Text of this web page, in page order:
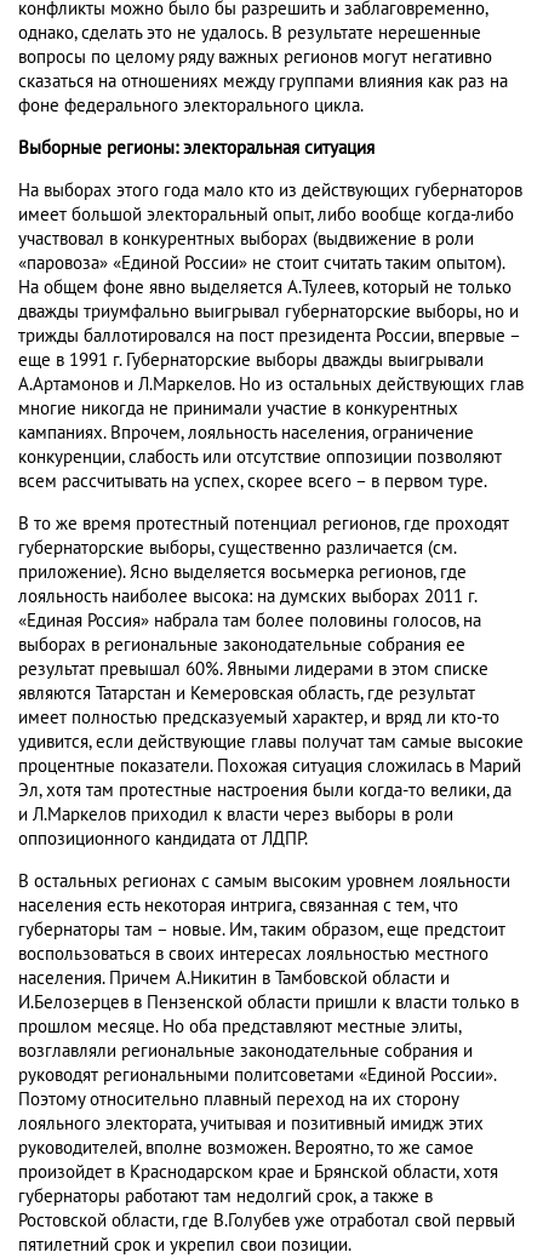
конфликты можно было бы разрешить и заблаговременно,
однако, сделать это не удалось. В результате нерешенные
вопросы по целому ряду важных регионов могут негативно
сказаться на отношениях между группами влияния как раз на
фоне федерального электорального цикла.
Выборные регионы: электоральная ситуация
На выборах этого года мало кто из действующих губернаторов
имеет большой электоральный опыт, либо вообще когда-либо
участвовал в конкурентных выборах (выдвижение в роли
«паровоза» «Единой России» не стоит считать таким опытом).
На общем фоне явно выделяется А.Тулеев, который не только
дважды триумфально выигрывал губернаторские выборы, но и
трижды баллотировался на пост президента России, впервые –
еще в 1991 г. Губернаторские выборы дважды выигрывали
А.Артамонов и Л.Маркелов. Но из остальных действующих глав
многие никогда не принимали участие в конкурентных
кампаниях. Впрочем, лояльность населения, ограничение
конкуренции, слабость или отсутствие оппозиции позволяют
всем рассчитывать на успех, скорее всего – в первом туре.
В то же время протестный потенциал регионов, где проходят
губернаторские выборы, существенно различается (см.
приложение). Ясно выделяется восьмерка регионов, где
лояльность наиболее высока: на думских выборах 2011 г.
«Единая Россия» набрала там более половины голосов, на
выборах в региональные законодательные собрания ее
результат превышал 60%. Явными лидерами в этом списке
являются Татарстан и Кемеровская область, где результат
имеет полностью предсказуемый характер, и вряд ли кто-то
удивится, если действующие главы получат там самые высокие
процентные показатели. Похожая ситуация сложилась в Марий
Эл, хотя там протестные настроения были когда-то велики, да
и Л.Маркелов приходил к власти через выборы в роли
оппозиционного кандидата от ЛДПР.
В остальных регионах с самым высоким уровнем лояльности
населения есть некоторая интрига, связанная с тем, что
губернаторы там – новые. Им, таким образом, еще предстоит
воспользоваться в своих интересах лояльностью местного
населения. Причем А.Никитин в Тамбовской области и
И.Белозерцев в Пензенской области пришли к власти только в
прошлом месяце. Но оба представляют местные элиты,
возглавляли региональные законодательные собрания и
руководят региональными политсоветами «Единой России».
Поэтому относительно плавный переход на их сторону
лояльного электората, учитывая и позитивный имидж этих
руководителей, вполне возможен. Вероятно, то же самое
произойдет в Краснодарском крае и Брянской области, хотя
губернаторы работают там недолгий срок, а также в
Ростовской области, где В.Голубев уже отработал свой первый
пятилетний срок и укрепил свои позиции.